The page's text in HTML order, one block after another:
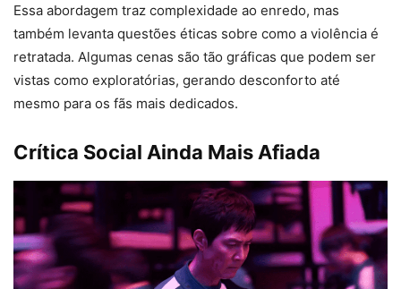
Essa abordagem traz complexidade ao enredo, mas
também levanta questões éticas sobre como a violência é
retratada. Algumas cenas são tão gráficas que podem ser
vistas como exploratórias, gerando desconforto até
mesmo para os fãs mais dedicados.
Crítica Social Ainda Mais Afiada